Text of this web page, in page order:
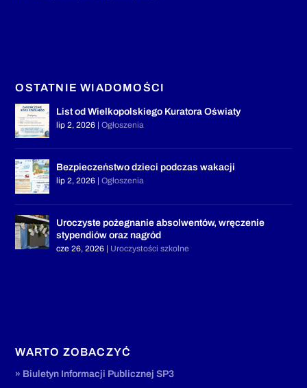
OSTATNIE WIADOMOŚCI
List od Wielkopolskiego Kuratora Oświaty
lip 2, 2026 |Ogłoszenia
Bezpieczeństwo dzieci podczas wakacji
lip 2, 2026 |Ogłoszenia
Uroczyste pożegnanie absolwentów, wręczenie
stypendiów oraz nagród
cze 26, 2026 | Uroczystości szkolne
WARTO ZOBACZYĆ
» Biuletyn Informacji Publicznej SP3